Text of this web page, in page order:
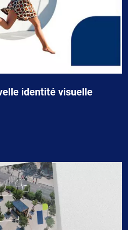
identité visuelle